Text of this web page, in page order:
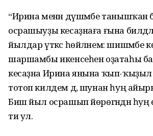
“Ирина менән дүшәмбе танышҡан
осрашыуҙы кесаҙнаға ғына
йылдар үткәс һөйләнем: шишәмбе
шаршамбы икенсеһен оҙатаһы
кесаҙна Ирина янына ҡып-ҡыҙыл
тотоп килдем дә, шунан һуң
Биш йыл осрашып йөрөгәндән һуң
ти ул.